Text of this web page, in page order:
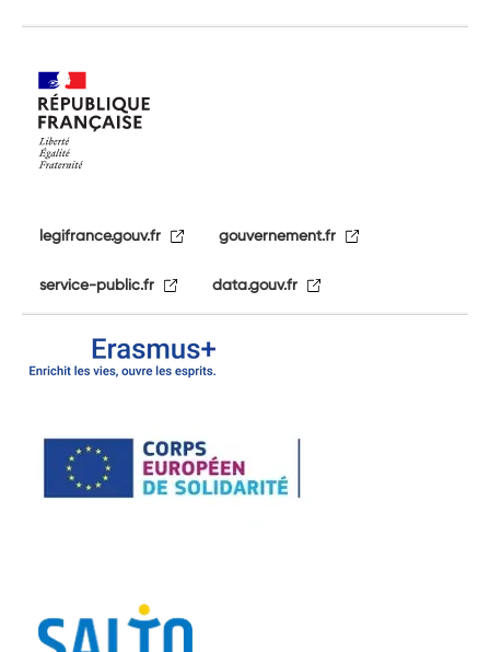
legifrance.gouv.fr gouvernement.fr
service-public.fr data.gouv.fr